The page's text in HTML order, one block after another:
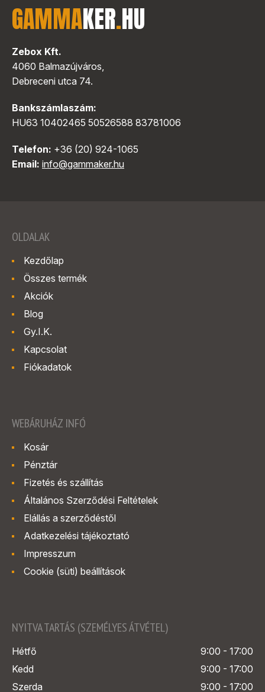
GAMMAKER.HU
Zebox Kft.
4060 Balmazújváros,
Debreceni utca 74.
Bankszámlaszám:
HU63 10402465 50526588 83781006
Telefon: +36 (20) 924-1065
Email: info@gammaker.hu
OLDALAK
Kezdőlap
Összes termék
Akciók
Blog
Gy.I.K.
Kapcsolat
Fiókadatok
WEBÁRUHÁZ INFÓ
Kosár
Pénztár
Fizetés és szállítás
Általános Szerződési Feltételek
Elállás a szerződéstől
Adatkezelési tájékoztató
Impresszum
Cookie (süti) beállítások
NYITVA TARTÁS (SZEMÉLYES ÁTVÉTEL)
Hétfő
9:00 - 17:00
Kedd
9:00 - 17:00
Szerda
9:00 - 17:00